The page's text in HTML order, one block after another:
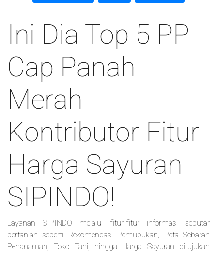
Ini Dia Top 5 PP
Cap Panah
Merah
Kontributor Fitur
Harga Sayuran
SIPINDO!
Layanan SIPINDO melalui fitur-fitur informasi seputar
pertanian seperti Rekomendasi Pemupukan, Peta Sebaran
Penanaman, Toko Tani, hingga Harga Sayuran ditujukan